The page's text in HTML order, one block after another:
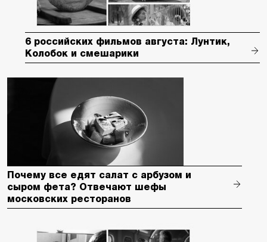
6 российских фильмов августа: Лунтик,
Колобок и смешарики
Почему все едят салат с арбузом и
сыром фета? Отвечают шефы
московских ресторанов